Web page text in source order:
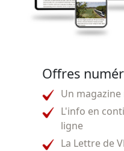
Offres
Un magazine
L'info en
ligne
La Lettre de